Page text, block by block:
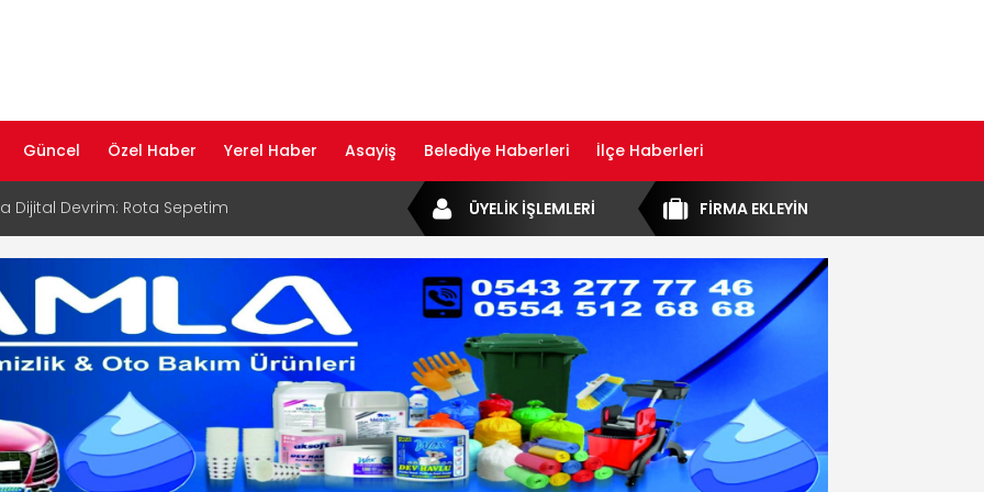
Güncel Özel Haber Yerel Haber Asayiş Belediye Haberleri İlçe Haberleri
Dijital Devrim: Rota Sepetim
Bölge Müdürü Makam Koltuğunu
Rehberi ile Google ve Yapay Zeka
Öne Çıkın
Rehberi Hizmete Girdi
Yayın Hayatına Başladı | Hızlı ve Akıllı
FİRMA EKLEYİN
ÜYELİK İŞLEMLERİ